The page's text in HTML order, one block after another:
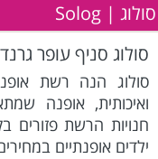
סולוג | Solog
סולוג סניף עופר
סולוג הנה רשת
ואיכותית, אופנה
חנויות הרשת פזורים
ילדים אופנתיים